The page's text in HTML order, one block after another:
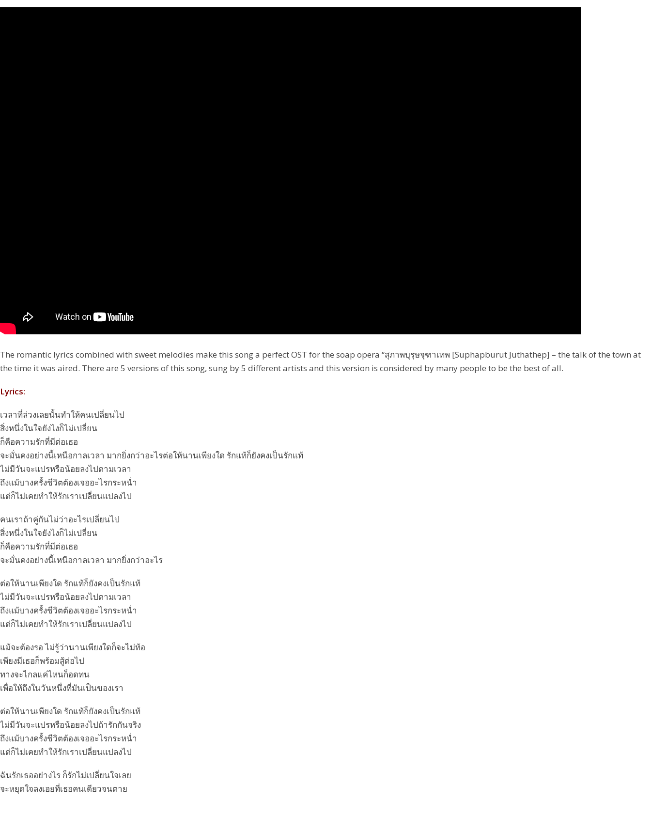
The romantic lyrics combined with sweet melodies make this song a perfect OST for the soap opera “สุภาพบุรุษจุฑาเทพ [Suphapburut Juthathep] – the talk of the town at
the time it was aired. There are 5 versions of this song, sung by 5 different artists and this version is considered by many people to be the best of all.
Lyrics:
เวลาที่ล่วงเลยนั้นทำให้คนเปลี่ยนไป
สิ่งหนึ่งในใจยังไงก็ไม่เปลี่ยน
ก็คือความรักที่มีต่อเธอ
จะมั่นคงอย่างนี้เหนือกาลเวลา มากยิ่งกว่าอะไรต่อให้นานเพียงใด รักแท้ก็ยังคงเป็นรักแท้
ไม่มีวันจะแปรหรือน้อยลงไปตามเวลา
ถึงแม้บางครั้งชีวิตต้องเจออะไรกระหน่ำ
แต่ก็ไม่เคยทำให้รักเราเปลี่ยนแปลงไป
คนเราถ้าคู่กันไม่ว่าอะไรเปลี่ยนไป
สิ่งหนึ่งในใจยังไงก็ไม่เปลี่ยน
ก็คือความรักที่มีต่อเธอ
จะมั่นคงอย่างนี้เหนือกาลเวลา มากยิ่งกว่าอะไร
ต่อให้นานเพียงใด รักแท้ก็ยังคงเป็นรักแท้
ไม่มีวันจะแปรหรือน้อยลงไปตามเวลา
ถึงแม้บางครั้งชีวิตต้องเจออะไรกระหน่ำ
แต่ก็ไม่เคยทำให้รักเราเปลี่ยนแปลงไป
แม้จะต้องรอ ไม่รู้ว่านานเพียงใดก็จะไม่ท้อ
เพียงมีเธอก็พร้อมสู้ต่อไป
ทางจะไกลแค่ไหนก็อดทน
เพื่อให้ถึงในวันหนึ่งที่มันเป็นของเรา
ต่อให้นานเพียงใด รักแท้ก็ยังคงเป็นรักแท้
ไม่มีวันจะแปรหรือน้อยลงไปถ้ารักกันจริง
ถึงแม้บางครั้งชีวิตต้องเจออะไรกระหน่ำ
แต่ก็ไม่เคยทำให้รักเราเปลี่ยนแปลงไป
ฉันรักเธออย่างไร ก็รักไม่เปลี่ยนใจเลย
จะหยุดใจลงเอยที่เธอคนเดียวจนตาย